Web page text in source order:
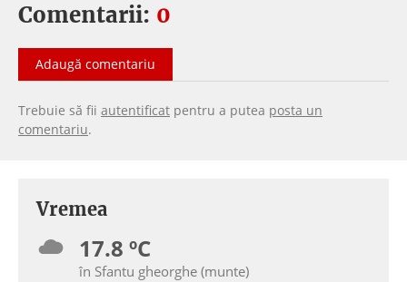
Comentarii: 0
Adaugă comentariu
Trebuie să fii autentificat pentru a putea posta un
comentariu.
Vremea
17.8 ºC
în Sfantu gheorghe (munte)